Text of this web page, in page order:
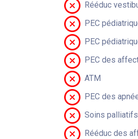
Rééduc
PEC
PEC
PEC des
ATM
PEC des
Soins palliatifs
Rééduc des